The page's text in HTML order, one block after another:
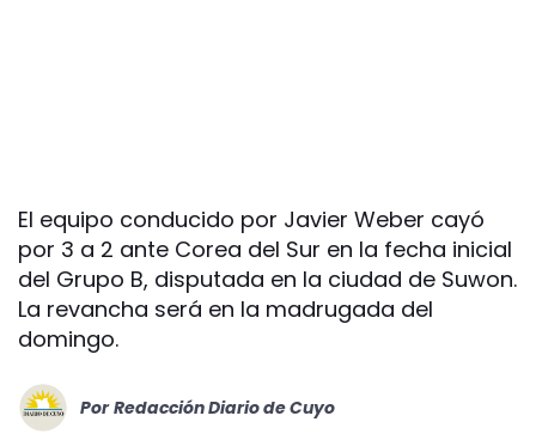
El equipo conducido por Javier Weber cayó
por 3 a 2 ante Corea del Sur en la fecha inicial
del Grupo B, disputada en la ciudad de Suwon.
La revancha será en la madrugada del
domingo.
Por Redacción Diario de Cuyo